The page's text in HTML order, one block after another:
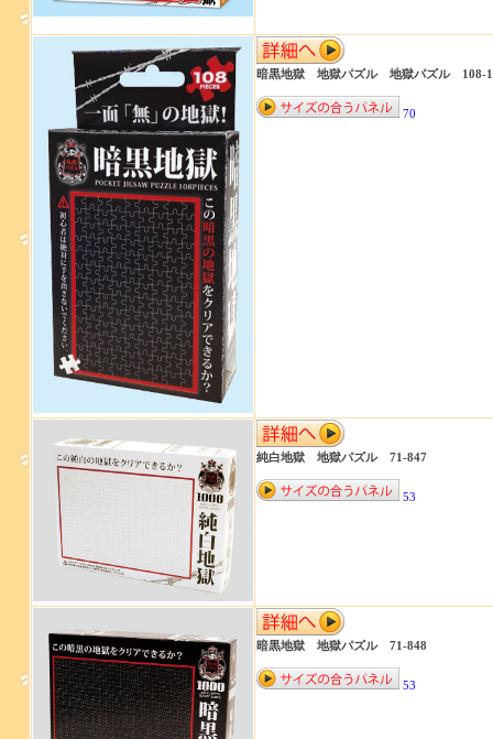
暗黒地獄 地獄パズル 地獄パズル 108-
70
純白地獄 地獄パズル 71-847
53
暗黒地獄 地獄パズル 71-848
53